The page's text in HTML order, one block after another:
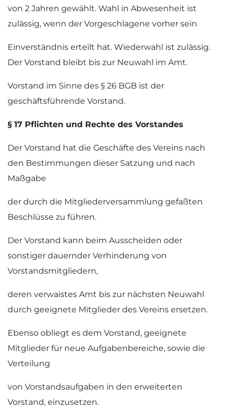
von 2 Jahren gewählt. Wahl in Abwesenheit ist
zulässig, wenn der Vorgeschlagene vorher sein
Einverständnis erteilt hat. Wiederwahl ist zulässig.
Der Vorstand bleibt bis zur Neuwahl im Amt.
Vorstand im Sinne des § 26 BGB ist der
geschäftsführende Vorstand.
§ 17 Pflichten und Rechte des Vorstandes
Der Vorstand hat die Geschäfte des Vereins nach
den Bestimmungen dieser Satzung und nach
Maßgabe
der durch die Mitgliederversammlung gefaßten
Beschlüsse zu führen.
Der Vorstand kann beim Ausscheiden oder
sonstiger dauernder Verhinderung von
Vorstandsmitgliedern,
deren verwaistes Amt bis zur nächsten Neuwahl
durch geeignete Mitglieder des Vereins ersetzen.
Ebenso obliegt es dem Vorstand, geeignete
Mitglieder für neue Aufgabenbereiche, sowie die
Verteilung
von Vorstandsaufgaben in den erweiterten
Vorstand, einzusetzen.